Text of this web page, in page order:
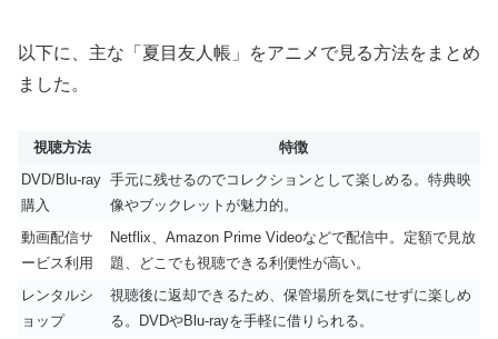
以下に、主な「夏目友人帳」をアニメで見る方法をまとめ
ました。
視聴方法
特徴
DVD/Blu-ray
購入
手元に残せるのでコレクションとして楽しめる。特典映
像やブックレットが魅力的。
動画配信サ
ービス利用
Netflix、Amazon Prime Videoなどで配信中。定額で見放
題、どこでも視聴できる利便性が高い。
レンタルシ
ョップ
視聴後に返却できるため、保管場所を気にせずに楽しめ
る。DVDやBlu-rayを手軽に借りられる。